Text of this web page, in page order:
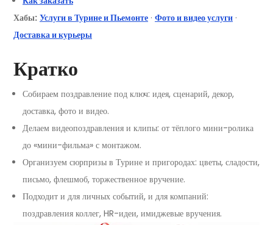
Хабы: Услуги в Турине и Пьемонте · Фото и видео услуги ·
Доставка и курьеры
Кратко
Собираем поздравление под ключ: идея, сценарий, декор,
доставка, фото и видео.
Делаем видеопоздравления и клипы: от тёплого мини-ролика
до «мини-фильма» с монтажом.
Организуем сюрпризы в Турине и пригородах: цветы, сладости,
письмо, флешмоб, торжественное вручение.
Подходит и для личных событий, и для компаний:
поздравления коллег, HR-идеи, имиджевые вручения.